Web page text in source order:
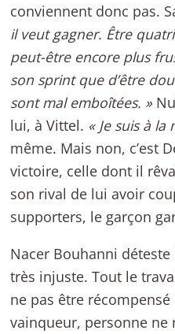
conviennent donc pas.
il veut gagner. Être
peut-être encore plus
son sprint que d’être
sont mal emboîtées. »
lui, à Vittel. « Je suis à
même. Mais non, c’est
victoire, celle dont il
son rival de lui avoir
supporters, le garçon
Nacer Bouhanni
très injuste. Tout le
ne pas être récompensé
vainqueur, personne